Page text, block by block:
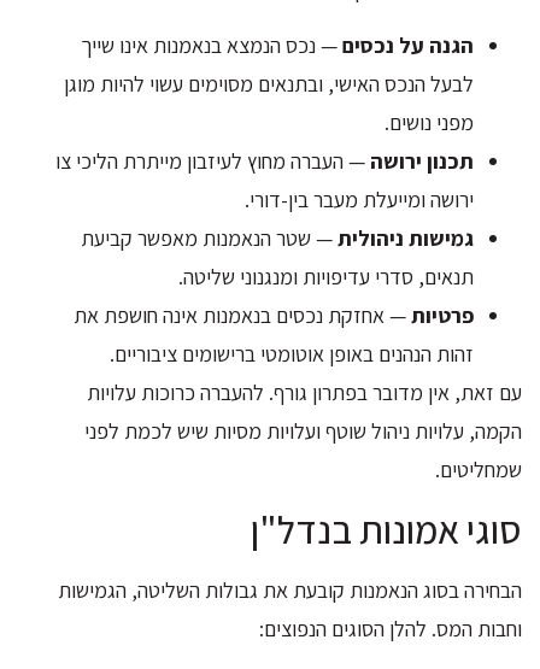
הגנה על נכסים— נכס הנמצא בנאמנות אינו שייך
לבעל הנכס האישי, ובתנאים מסוימים עשוי להיות מוגן
מפני נושים.
תכנון ירושה — העברה מחוץ לעיזבון מייתרת הליכי צו
ירושה ומייעלת מעבר בין-דורי.
גמישות ניהולית— שטר הנאמנות מאפשר קביעת
תנאים, סדרי עדיפויות ומנגנוני שליטה.
פרטיות— אחזקת נכסים בנאמנות אינה חושפת את
זהות הנהנים באופן אוטומטי ברישומים ציבוריים.
עם זאת, אין מדובר בפתרון גורף. להעברה כרוכות עלויות
הקמה, עלויות ניהול שוטף ועלויות מסיות שיש לכמת לפני
שמחליטים.
סוגי אמונות בנדל"ן
הבחירה בסוג הנאמנות קובעת את גבולות השליטה, הגמישות
וחבות המס. להלן הסוגים הנפוצים: